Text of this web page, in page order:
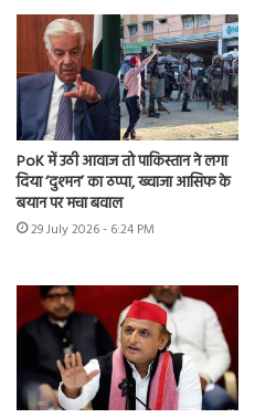
PoK में उठी आवाज तो पाकिस्तान ने लगा
दिया ‘दुश्मन’ का ठप्पा, ख्वाजा आसिफ के
बयान पर मचा बवाल
29 July 2026 - 6:24 PM